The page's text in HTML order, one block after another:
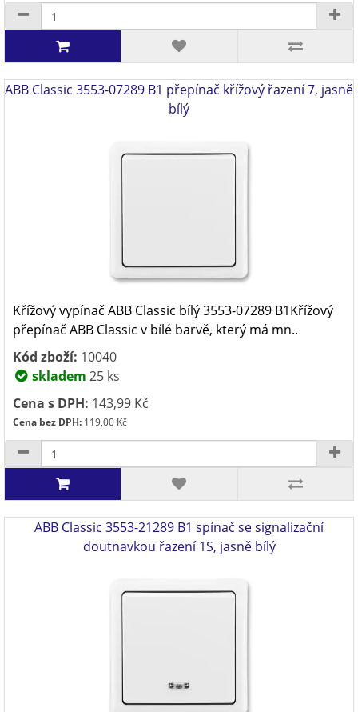
ABB Classic 3553-07289 B1 přepínač křížový řazení 7, jasně
bílý
Křížový vypínač ABB Classic bílý 3553-07289 B1Křížový
přepínač ABB Classic v bílé barvě, který má mn..
Kód zboží: 10040
skladem 25 ks
Cena s DPH: 143,99 Kč
Cena bez DPH: 119,00 Kč
ABB Classic 3553-21289 B1 spínač se signalizační
doutnavkou řazení 1S, jasně bílý